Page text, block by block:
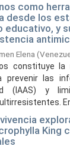
como
desde los
educativo, y
Elena (
constituye
prevenir las
(IAAS) y
En
King